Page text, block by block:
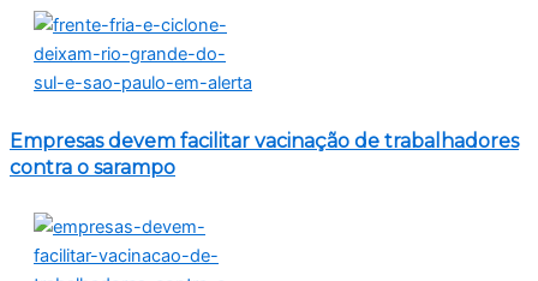
Empresas devem facilitar vacinação de trabalhadores
contra o sarampo